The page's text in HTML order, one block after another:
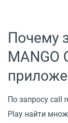
Почему
MANGO
По запросу call
Play найти